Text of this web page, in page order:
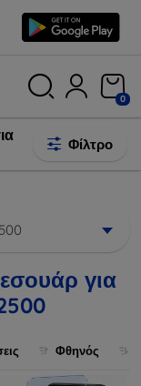
0
Φίλτρο
για
Φθηνός